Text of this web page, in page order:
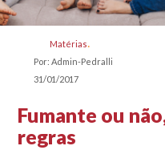
Matérias
Por: Admin-Pedralli
31/01/2017
Fumante ou
regras